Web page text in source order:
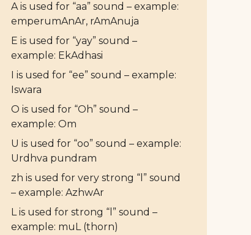
A is used for “aa” sound – example:
emperumAnAr, rAmAnuja
E is used for “yay” sound –
example: EkAdhasi
I is used for “ee” sound – example:
Iswara
O is used for “Oh” sound –
example: Om
U is used for “oo” sound – example:
Urdhva pundram
zh is used for very strong “l” sound
– example: AzhwAr
L is used for strong “l” sound –
example: muL (thorn)